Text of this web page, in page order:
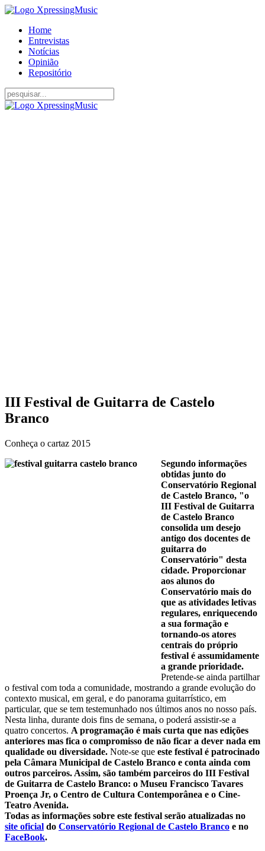
Home
Entrevistas
Notícias
Opinião
Repositório
III Festival de Guitarra de Castelo
Branco
Conheça o cartaz 2015
Segundo informações
obtidas junto do
Conservatório Regional
de Castelo Branco, "o
III Festival de Guitarra
de Castelo Branco
consolida um desejo
antigo dos docentes de
guitarra do
Conservatório" desta
cidade. Proporcionar
aos alunos do
Conservatório mais do
que as atividades letivas
regulares, enriquecendo
a sua formação e
tornando-os atores
centrais do próprio
festival é assumidamente
a grande prioridade.
Pretende-se ainda partilhar
o festival com toda a comunidade, mostrando a grande evolução do
contexto musical, em geral, e do panorama guitarrístico, em
particular, que se tem testemunhado nos últimos anos no nosso país.
Nesta linha, durante dois fins de semana, o poderá assistir-se a
quatro concertos. A programação é mais curta que nas edições
anteriores mas fica o compromisso de não ficar a dever nada em
qualidade ou diversidade. Note-se que este festival é patrocinado
pela Câmara Municipal de Castelo Branco e conta ainda com
outros parceiros. Assim, são também parceiros do III Festival
de Guitarra de Castelo Branco: o Museu Francisco Tavares
Proença Jr, o Centro de Cultura Contemporânea e o Cine-
Teatro Avenida.
Todas as informações sobre este festival serão atualizadas no
site oficial do Conservatório Regional de Castelo Branco e no
FaceBook.